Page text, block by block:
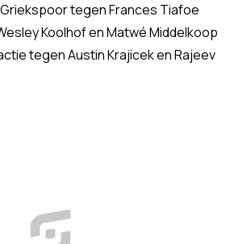
tegen Frances Tiafoe
Koolhof en Matwé Middelkoop
tegen Austin Krajicek en Rajeev